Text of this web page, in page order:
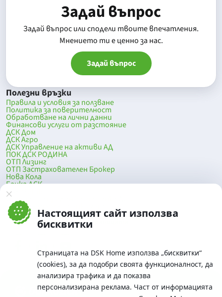
Настоящият сайт използва
бисквитки
Страницата на DSK Home използва „бисквитки“
(cookies), за да подобри своята функционалност, да
анализира трафика и да показва
персонализирана реклама. Част от информацията
Задай въпрос
Задай въпрос или сподели твоите впечатления.
Mнението ти е ценно за нас.
Задай въпрос
Полезни връзки
Правила и условия за ползване
Политика за поверителност
Обработване на лични данни
Финансови услуги от разстояние
ДСК Дом
ДСК Агро
ДСК Управление на активи АД
ПОК ДСК РОДИНА
ОТП Лизинг
ОТП Застрахователен Брокер
Нова Кола
Банка ДСК
DSK Mobile
Оферти за продажба от Банка ДСК
Клонова мрежа и банкомати
До началото на страницата